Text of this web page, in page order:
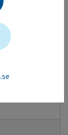
Guillain-